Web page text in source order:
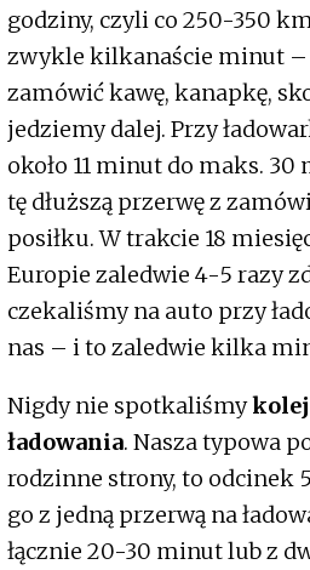
godziny, czyli co 250-350
zwykle kilkanaście minut –
zamówić kawę, kanapkę,
jedziemy dalej. Przy
około 11 minut do maks. 30
tę dłuższą przerwę z
posiłku. W trakcie 18
Europie zaledwie 4-5 razy
czekaliśmy na auto przy
nas – i to zaledwie kilka
Nigdy nie spotkaliśmy
ładowania. Nasza typowa
rodzinne strony, to odcinek
go z jedną przerwą na
łącznie 20-30 minut lub z